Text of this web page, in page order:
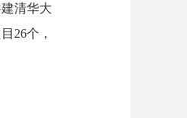
清华大
26个，